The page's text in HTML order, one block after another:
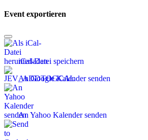
Event exportieren
iCal-Datei speichern
An Google Kalender senden
An Yahoo Kalender senden